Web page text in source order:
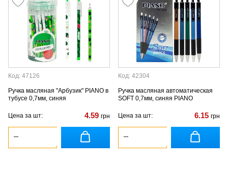
Код: 47126
Ручка масляная "Арбузик" PIANO в
тубусе 0,7мм, синяя
Цена за шт: 4.59 грн
Код: 42304
Ручка масляная автоматическая
SOFT 0,7мм, синяя PIANO
Цена за шт: 6.15 грн